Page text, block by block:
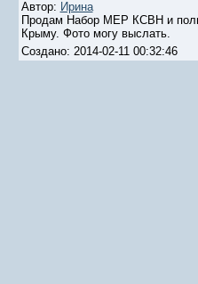
Автор: Ирина
Продам Набор МЕР КСВН и
Крыму. Фото могу выслать.
Создано: 2014-02-11 00:32:46